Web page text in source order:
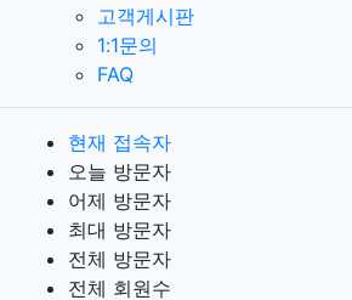
고객게시판
1:1문의
FAQ
현재 접속자
오늘 방문자
어제 방문자
최대 방문자
전체 방문자
전체 회원수